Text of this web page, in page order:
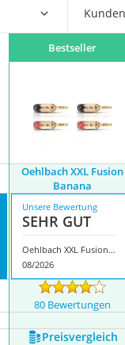
Bestseller
Oehlbach XXL Fusion
Banana
Unsere Bewertung
SEHR GUT
Oehlbach XXL Fusion Banana
08/2026
80 Bewertungen
Preis­vergleich